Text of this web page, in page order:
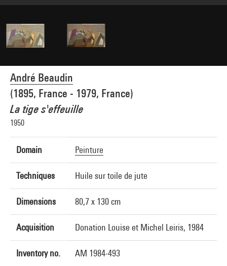
André Beaudin
(1895, France - 1979, France)
La tige s'effeuille
1950
Domain Peinture
Techniques Huile sur toile de jute
Dimensions 80,7 x 130 cm
Acquisition Donation Louise et Michel Leiris, 1984
Inventory no. AM 1984-493
© Adagp, Paris
Image reference : 4Y05909
Image presentation :
GrandPalaisRmnPhoto